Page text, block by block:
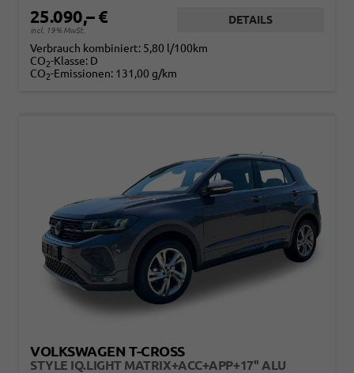
25.090,– €
incl. 19% MwSt.
DETAILS
Verbrauch kombiniert: 5,80 l/100km
CO2-Klasse: D
CO2-Emissionen: 131,00 g/km
VOLKSWAGEN T-CROSS
STYLE IQ.LIGHT MATRIX+ACC+APP+17'' ALU